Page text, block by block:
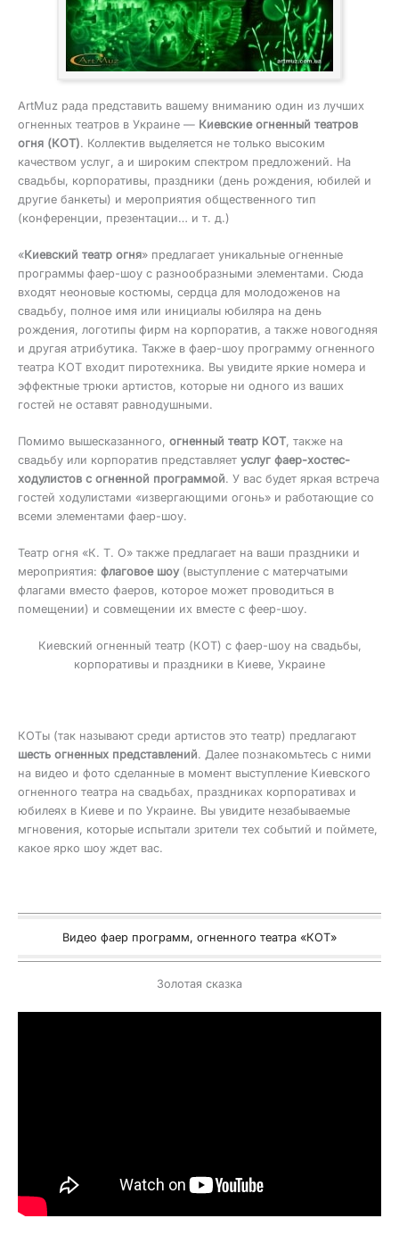
ArtMuz рада представить вашему вниманию один из лучших
огненных театров в Украине — Киевские огненный театров
огня (КОТ). Коллектив выделяется не только высоким
качеством услуг, а и широким спектром предложений. На
свадьбы, корпоративы, праздники (день рождения, юбилей и
другие банкеты) и мероприятия общественного тип
(конференции, презентации… и т. д.)
«Киевский театр огня» предлагает уникальные огненные
программы фаер-шоу с разнообразными элементами. Сюда
входят неоновые костюмы, сердца для молодоженов на
свадьбу, полное имя или инициалы юбиляра на день
рождения, логотипы фирм на корпоратив, а также новогодняя
и другая атрибутика. Также в фаер-шоу программу огненного
театра КОТ входит пиротехника. Вы увидите яркие номера и
эффектные трюки артистов, которые ни одного из ваших
гостей не оставят равнодушными.
Помимо вышесказанного, огненный театр КОТ, также на
свадьбу или корпоратив представляет услуг фаер-хостес-
ходулистов с огненной программой. У вас будет яркая встреча
гостей ходулистами «извергающими огонь» и работающие со
всеми элементами фаер-шоу.
Театр огня «К. Т. О» также предлагает на ваши праздники и
мероприятия: флаговое шоу(выступление с матерчатыми
флагами вместо фаеров, которое может проводиться в
помещении) и совмещении их вместе с феер-шоу.
Киевский огненный театр (КОТ) с фаер-шоу на свадьбы,
корпоративы и праздники в Киеве, Украине
КОТы (так называют среди артистов это театр) предлагают
шесть огненных представлений. Далее познакомьтесь с ними
на видео и фото сделанные в момент выступление Киевского
огненного театра на свадьбах, праздниках корпоративах и
юбилеях в Киеве и по Украине. Вы увидите незабываемые
мгновения, которые испытали зрители тех событий и поймете,
какое ярко шоу ждет вас.
Видео фаер программ, огненного театра «КОТ»
Золотая сказка